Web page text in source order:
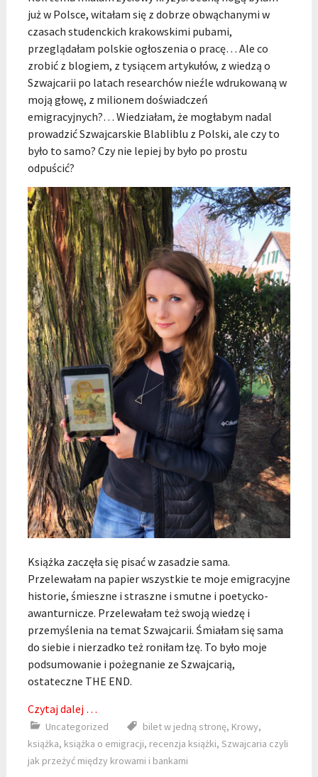
już w Polsce, witałam się z dobrze obwąchanymi w
czasach studenckich krakowskimi pubami,
przeglądałam polskie ogłoszenia o pracę… Ale co
zrobić z blogiem, z tysiącem artykułów, z wiedzą o
Szwajcarii po latach researchów nieźle wdrukowaną w
moją głowę, z milionem doświadczeń
emigracyjnych?… Wiedziałam, że mogłabym nadal
prowadzić Szwajcarskie Blabliblu z Polski, ale czy to
było to samo? Czy nie lepiej by było po prostu
odpuścić?
Książka zaczęła się pisać w zasadzie sama.
Przelewałam na papier wszystkie te moje emigracyjne
historie, śmieszne i straszne i smutne i poetycko-
awanturnicze. Przelewałam też swoją wiedzę i
przemyślenia na temat Szwajcarii. Śmiałam się sama
do siebie i nierzadko też roniłam łzę. To było moje
podsumowanie i pożegnanie ze Szwajcarią,
ostateczne THE END.
Czytaj dalej …
Uncategorized bilet w jedną stronę, Krowy,
książka, książka o emigracji, recenzja książki, Szwajcaria czyli
jak przeżyć między krowami i bankami